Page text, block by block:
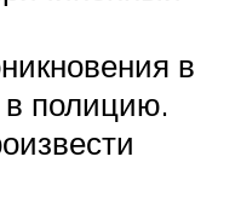
в
полицию.